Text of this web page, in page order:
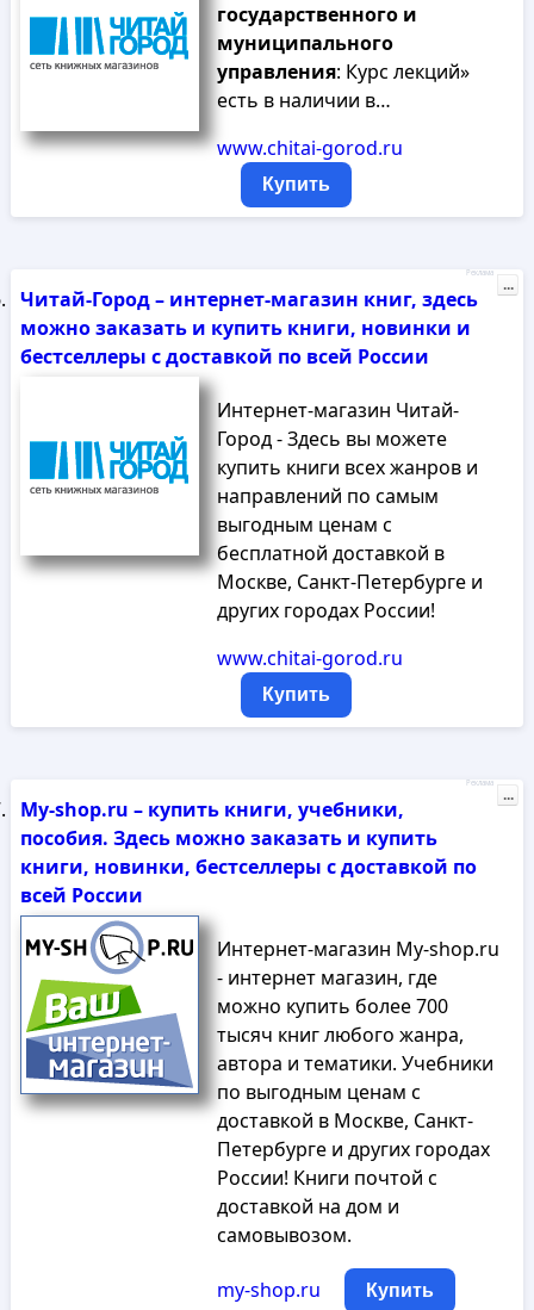
государственного и
муниципального
управления: Курс лекций»
есть в наличии в…
www.chitai-gorod.ru
Купить
Читай-Город – интернет-магазин книг, здесь
можно заказать и купить книги, новинки и
бестселлеры с доставкой по всей России
Интернет-магазин Читай-
Город - Здесь вы можете
купить книги всех жанров и
направлений по самым
выгодным ценам с
бесплатной доставкой в
Москве, Санкт-Петербурге и
других городах России!
www.chitai-gorod.ru
Купить
Реклама
...
My-shop.ru – купить книги, учебники,
пособия. Здесь можно заказать и купить
книги, новинки, бестселлеры с доставкой по
всей России
Интернет-магазин My-shop.ru
- интернет магазин, где
можно купить более 700
тысяч книг любого жанра,
автора и тематики. Учебники
по выгодным ценам с
доставкой в Москве, Санкт-
Петербурге и других городах
России! Книги почтой с
доставкой на дом и
самовывозом.
my-shop.ru Купить
Реклама
...